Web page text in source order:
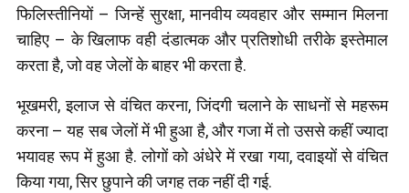
फिलिस्तीनियों – जिन्हें सुरक्षा, मानवीय व्यवहार और सम्मान मिलना
चाहिए – के खिलाफ वही दंडात्मक और प्रतिशोधी तरीके इस्तेमाल
करता है, जो वह जेलों के बाहर भी करता है.
भूखमरी, इलाज से वंचित करना, जिंदगी चलाने के साधनों से महरूम
करना – यह सब जेलों में भी हुआ है, और गजा में तो उससे कहीं ज्यादा
भयावह रूप में हुआ है. लोगों को अंधेरे में रखा गया, दवाइयों से वंचित
किया गया, सिर छुपाने की जगह तक नहीं दी गई.